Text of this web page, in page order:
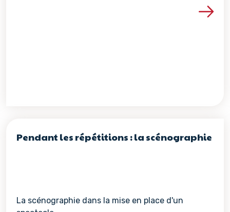
Voir les détails de la
Pendant les répétitions : la scénographie
La scénographie dans la mise en place d'un